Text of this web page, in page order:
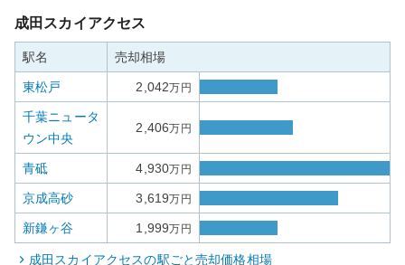
成田スカイアクセス
駅名 売却相場
東松戸 2,042万円
千葉ニュータ
ウン中央
2,406万円
青砥 4,930万円
京成高砂 3,619万円
新鎌ヶ谷 1,999万円
成田スカイアクセスの駅ごと売却価格相場